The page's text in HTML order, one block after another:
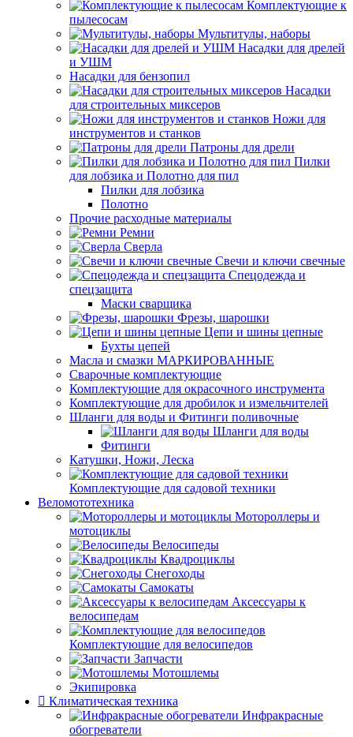
Комплектующие к
пылесосам
Мультитулы, наборы
Насадки для дрелей
и УШМ
Насадки для бензопил
Насадки
для строительных миксеров
Ножи для
инструментов и станков
Патроны для дрели
Пилки
для лобзика и Полотно для пил
Пилки для лобзика
Полотно
Прочие расходные материалы
Ремни
Сверла
Свечи и ключи свечные
Спецодежда и
спецзащита
Маски сварщика
Фрезы, шарошки
Цепи и шины цепные
Бухты цепей
Масла и смазки МАРКИРОВАННЫЕ
Сварочные комплектующие
Комплектующие для окрасочного инструмента
Комплектующие для дробилок и измельчителей
Шланги для воды и Фитинги поливочные
Шланги для воды
Фитинги
Катушки, Ножи, Леска
Комплектующие для садовой техники
Веломототехника
Мотороллеры и
мотоциклы
Велосипеды
Квадроциклы
Снегоходы
Самокаты
Аксессуары к
велосипедам
Комплектующие для велосипедов
Запчасти
Мотошлемы
Экипировка
Климатическая техника
Инфракрасные
обогреватели